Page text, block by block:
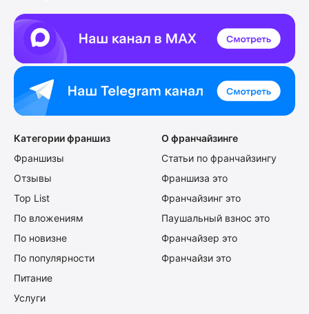
Категории франшиз
Франшизы
Отзывы
Top List
По вложениям
По новизне
По популярности
Питание
Услуги
О франчайзинге
Статьи по франчайзингу
Франшиза это
Франчайзинг это
Паушальный взнос это
Франчайзер это
Франчайзи это